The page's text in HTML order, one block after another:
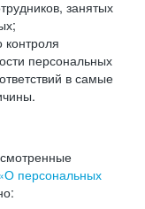
занятых
персональных
в самые
персональных